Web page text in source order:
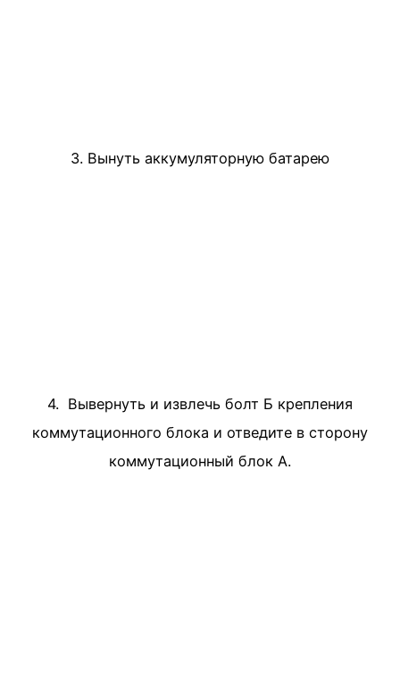
3. Вынуть аккумуляторную батарею
4. Вывернуть и извлечь болт Б крепле­ния
коммутационного блока и отведите в сторону
коммутационный блок А.